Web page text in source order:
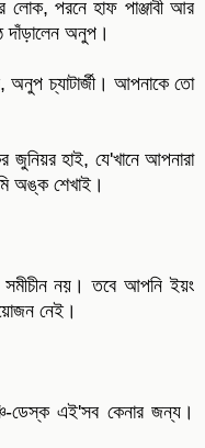
লোক, পরনে হাফ পাঞ্জাবী আর
দাঁড়ালেন অনুপ।
অনুপ চ্যাটার্জী। আপনাকে তো
হাই, যে'খানে আপনারা
অঙ্ক শেখাই।
নয়। তবে আপনি ইয়ং
নেই।
ডেস্ক এই'সব কেনার জন্য।